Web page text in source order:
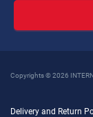
Copyrights © 2026
Delivery and Return